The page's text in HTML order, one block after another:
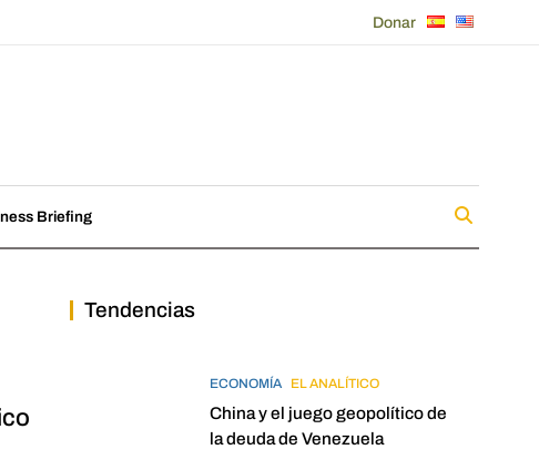
Donar
Briefing
Tendencias
ECONOMÍA EL ANALÍTICO
China y el juego geopolítico de
la deuda de Venezuela